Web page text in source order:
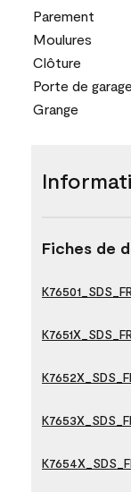
Parement
Moulures
Clôture
Porte de garage
Grange
Fiches de
K76501_SDS_FR
K7651X_SDS_FR